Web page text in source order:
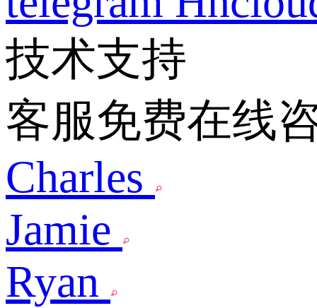
技术支持
客服免费在线
Charles
Jamie
Ryan